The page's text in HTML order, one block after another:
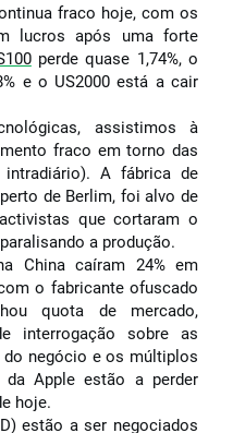
fraco hoje, com os
lucros após uma forte
perde quase 1,74%, o
e o US2000 está a cair
assistimos à
fraco em torno das
intradiário). A fábrica de
de Berlim, foi alvo de
que cortaram o
a produção.
China caíram 24% em
o fabricante ofuscado
quota de mercado,
interrogação sobre as
negócio e os múltiplos
da Apple estão a perder
hoje.
estão a ser negociados